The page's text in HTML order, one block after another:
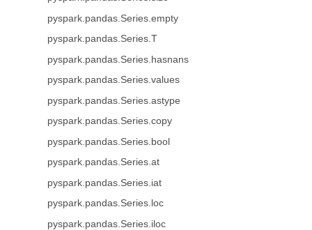
pyspark.pandas.Series.empty
pyspark.pandas.Series.T
pyspark.pandas.Series.hasnans
pyspark.pandas.Series.values
pyspark.pandas.Series.astype
pyspark.pandas.Series.copy
pyspark.pandas.Series.bool
pyspark.pandas.Series.at
pyspark.pandas.Series.iat
pyspark.pandas.Series.loc
pyspark.pandas.Series.iloc